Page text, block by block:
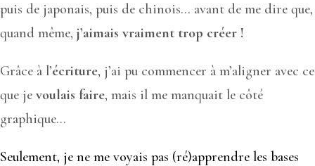
puis de japonais, puis de chinois… avant de me dire que,
quand même, j’aimais vraiment trop créer !
Grâce à l’écriture, j’ai pu commencer à m’aligner avec ce
que je voulais faire, mais il me manquait le côté
graphique…
Seulement, je ne me voyais pas (ré)apprendre les bases